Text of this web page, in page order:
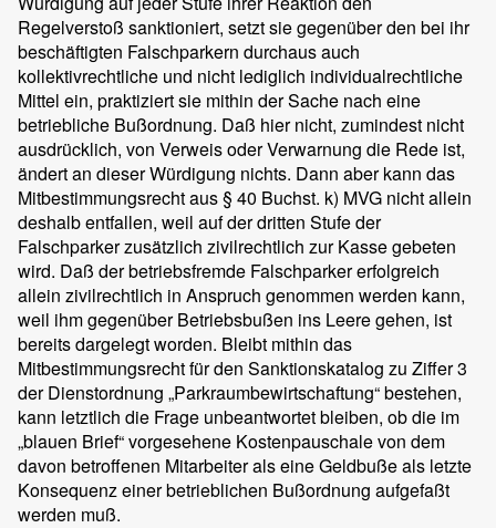
Regelverstoß sanktioniert, setzt sie gegenüber den bei ihr
beschäftigten Falschparkern durchaus auch
kollektivrechtliche und nicht lediglich individualrechtliche
Mittel ein, praktiziert sie mithin der Sache nach eine
betriebliche Bußordnung. Daß hier nicht, zumindest nicht
ausdrücklich, von Verweis oder Verwarnung die Rede ist,
ändert an dieser Würdigung nichts. Dann aber kann das
Mitbestimmungsrecht aus § 40 Buchst. k) MVG nicht allein
deshalb entfallen, weil auf der dritten Stufe der
Falschparker zusätzlich zivilrechtlich zur Kasse gebeten
wird. Daß der betriebsfremde Falschparker erfolgreich
allein zivilrechtlich in Anspruch genommen werden kann,
weil ihm gegenüber Betriebsbußen ins Leere gehen, ist
bereits dargelegt worden. Bleibt mithin das
Mitbestimmungsrecht für den Sanktionskatalog zu Ziffer 3
der Dienstordnung „Parkraumbewirtschaftung“ bestehen,
kann letztlich die Frage unbeantwortet bleiben, ob die im
„blauen Brief“ vorgesehene Kostenpauschale von dem
davon betroffenen Mitarbeiter als eine Geldbuße als letzte
Konsequenz einer betrieblichen Bußordnung aufgefaßt
werden muß.